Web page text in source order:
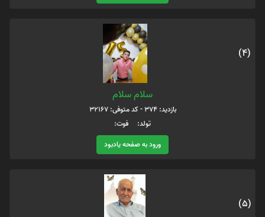
(4)
سلام سلام
بازدید: 374 - کد متوفی: 32167
تولد: فوت:
ورود به صفحه یادبود
(5)